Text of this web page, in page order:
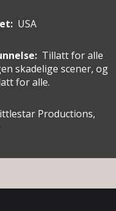
USA
Tillatt for alle
skadelige scener, og
for alle.
Productions,